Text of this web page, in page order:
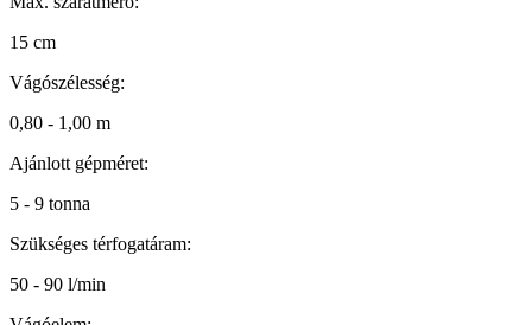
15 cm
Vágószélesség:
0,80 - 1,00 m
Ajánlott gépméret:
5 - 9 tonna
Szükséges térfogatáram:
50 - 90 l/min